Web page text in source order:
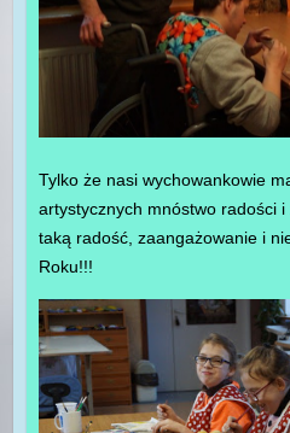
Tylko że nasi wychowankowie
artystycznych mnóstwo radości
taką radość, zaangażowanie i
Roku!!!